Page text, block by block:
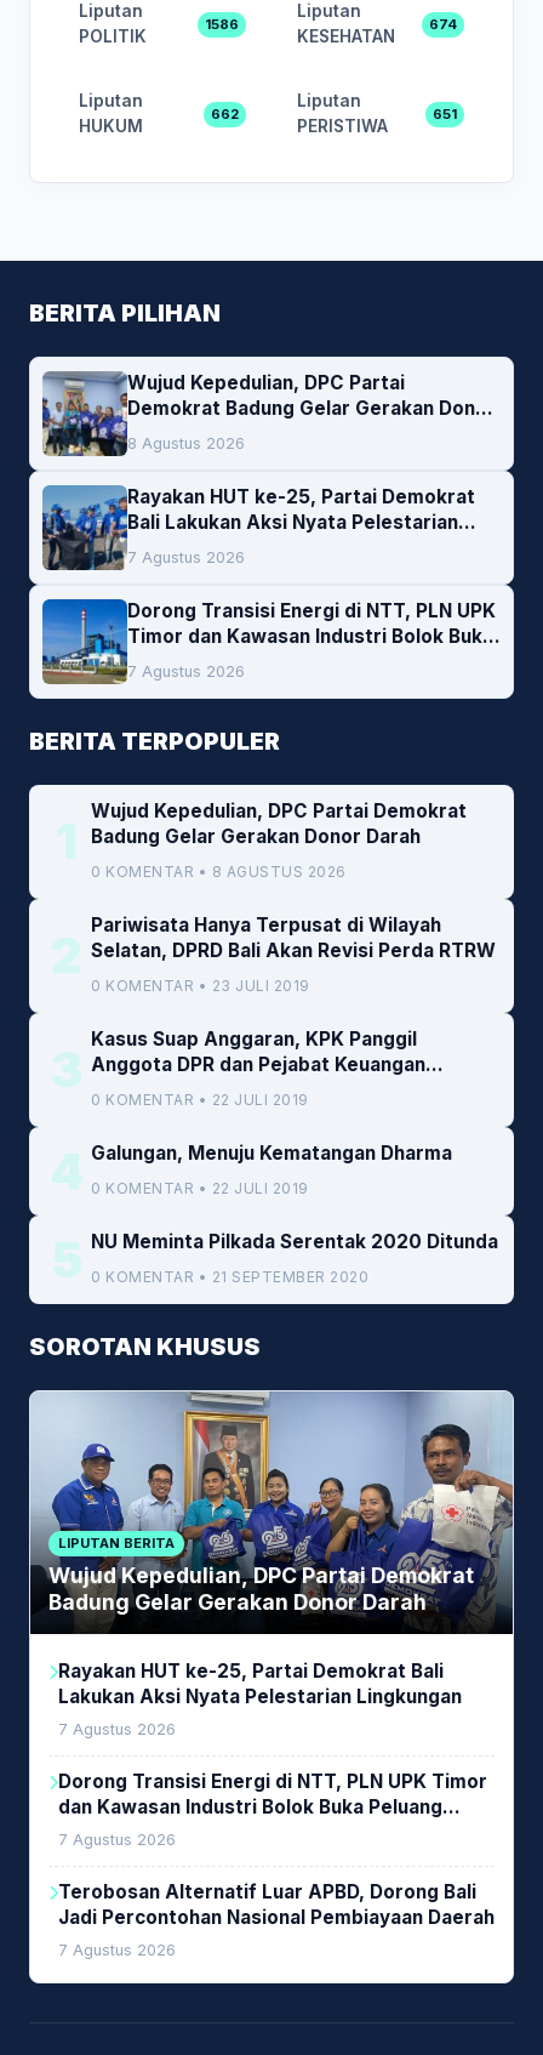
Liputan
POLITIK
1586
Liputan
KESEHATAN
674
Liputan
HUKUM
662
Liputan
PERISTIWA
651
BERITA PILIHAN
Wujud Kepedulian, DPC Partai
Demokrat Badung Gelar Gerakan Donor
Darah
8 Agustus 2026
Rayakan HUT ke-25, Partai Demokrat
Bali Lakukan Aksi Nyata Pelestarian
Lingkungan
7 Agustus 2026
Dorong Transisi Energi di NTT, PLN UPK
Timor dan Kawasan Industri Bolok Buka
Peluang Investasi Woodchip untuk
Cofiring PLTU Bolok
7 Agustus 2026
BERITA TERPOPULER
1
Wujud Kepedulian, DPC Partai Demokrat
Badung Gelar Gerakan Donor Darah
0 KOMENTAR • 8 AGUSTUS 2026
2
Pariwisata Hanya Terpusat di Wilayah
Selatan, DPRD Bali Akan Revisi Perda RTRW
0 KOMENTAR • 23 JULI 2019
3
Kasus Suap Anggaran, KPK Panggil
Anggota DPR dan Pejabat Keuangan
Kemenkeu
0 KOMENTAR • 22 JULI 2019
4 Galungan, Menuju Kematangan Dharma
0 KOMENTAR • 22 JULI 2019
5 NU Meminta Pilkada Serentak 2020 Ditunda
0 KOMENTAR • 21 SEPTEMBER 2020
SOROTAN KHUSUS
LIPUTAN BERITA
Wujud Kepedulian, DPC Partai Demokrat
Badung Gelar Gerakan Donor Darah
Rayakan HUT ke-25, Partai Demokrat Bali
Lakukan Aksi Nyata Pelestarian Lingkungan
7 Agustus 2026
Dorong Transisi Energi di NTT, PLN UPK Timor
dan Kawasan Industri Bolok Buka Peluang
Investasi Woodchip untuk Cofiring PLTU Bolok
7 Agustus 2026
Terobosan Alternatif Luar APBD, Dorong Bali
Jadi Percontohan Nasional Pembiayaan Daerah
7 Agustus 2026